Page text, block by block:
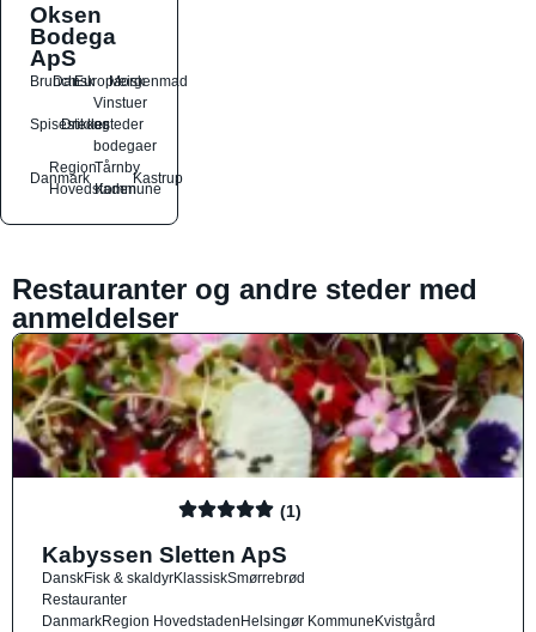
Oksen
Bodega
ApS
Brunch
DanskEuropæiskMorgenmad
Spisesteder
Drikkesteder
Vinstuer
og
bodegaer
Danmark
Region
Hovedstaden
Tårnby
Kommune
Kastrup
Restauranter og andre steder med
anmeldelser
(1)
Kabyssen Sletten ApS
DanskFisk & skaldyrKlassiskSmørrebrød
Restauranter
DanmarkRegion HovedstadenHelsingør KommuneKvistgård